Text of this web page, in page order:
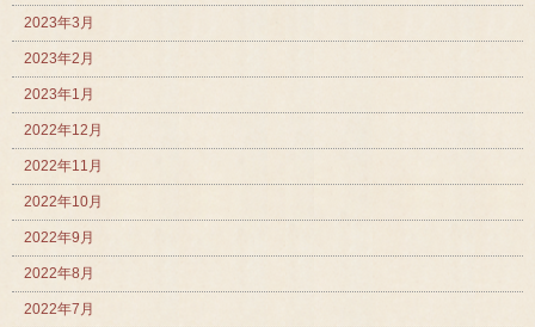
2023年3月
2023年2月
2023年1月
2022年12月
2022年11月
2022年10月
2022年9月
2022年8月
2022年7月